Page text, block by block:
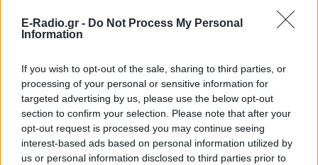
E-Radio.gr - Do Not Process My Personal
Information
If you wish to opt-out of the sale, sharing to third parties, or
processing of your personal or sensitive information for
targeted advertising by us, please use the below opt-out
section to confirm your selection. Please note that after your
opt-out request is processed you may continue seeing
interest-based ads based on personal information utilized by
us or personal information disclosed to third parties prior to
που σκότωσε νύφη ώρες μετά
τον γάμο της
ΧΤΕΣ
Η Jamie Lee Komoroski, με αλκοόλ
τριπλάσιο του νόμιμου ορίου, έπεσε
πάνω στο golf cart των νεόνυμφων στο
Folly Beach - τώρα νέο υλικό από το